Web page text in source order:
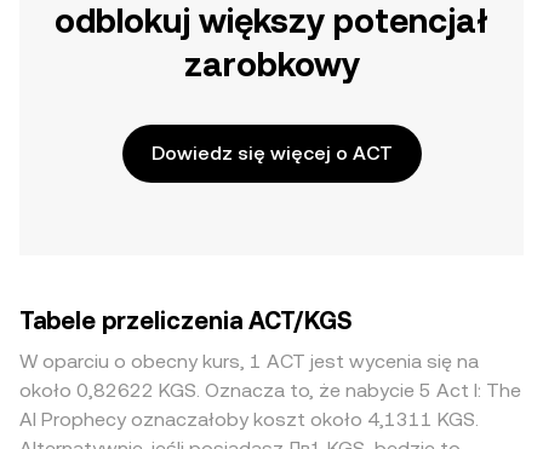
odblokuj większy potencjał
zarobkowy
Dowiedz się więcej o ACT
Tabele przeliczenia ACT/KGS
W oparciu o obecny kurs, 1 ACT jest wycenia się na
około 0,82622 KGS. Oznacza to, że nabycie 5 Act I: The
AI Prophecy oznaczałoby koszt około 4,1311 KGS.